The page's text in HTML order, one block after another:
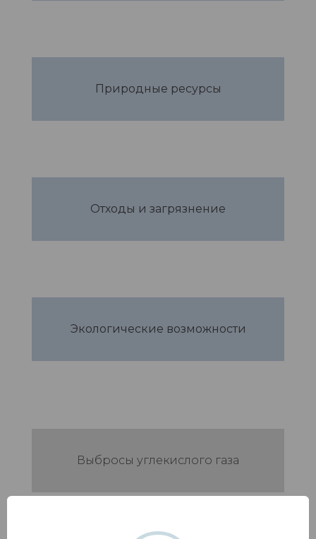
Природные ресурсы
Отходы и загрязнение
Экологические возможности
Выбросы углекислого газа